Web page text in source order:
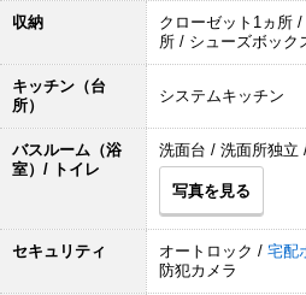
収納
クローゼット1ヵ所
所 / シューズボック
キッチン（台
所）
システムキッチン
バスルーム（浴
室）/ トイレ
洗面台 / 洗面所独立
写真を見る
セキュリティ オートロック / 宅配
防犯カメラ